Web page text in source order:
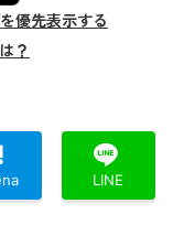
優先表示する
？
LINE